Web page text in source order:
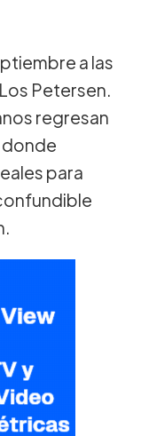
a las
Petersen.
regresan
donde
para